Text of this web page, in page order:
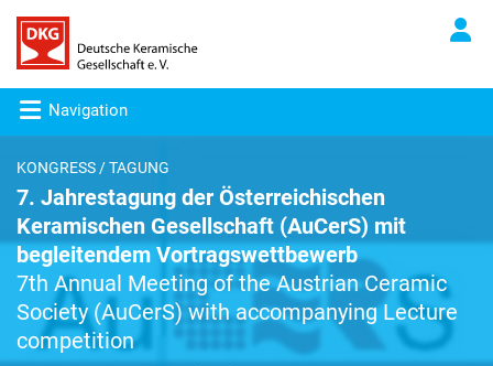
Navigation
KONGRESS / TAGUNG
7. Jahrestagung der Österreichischen
Keramischen Gesellschaft (AuCerS) mit
begleitendem Vortragswettbewerb
7th Annual Meeting of the Austrian Ceramic
Society (AuCerS) with accompanying Lecture
competition